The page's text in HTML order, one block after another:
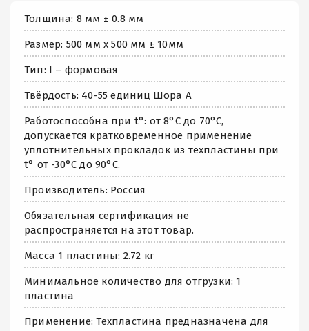
Толщина: 8 мм ± 0.8 мм
Размер: 500 мм х 500 мм ± 10мм
Тип: I – формовая
Твёрдость: 40-55 единиц Шора А
Работоспособна при t°: от 8°С до 70°С,
допускается кратковременное применение
уплотнительных прокладок из техпластины при
t° от -30°С до 90°С.
Производитель: Россия
Обязательная сертификация не
распространяется на этот товар.
Масса 1 пластины: 2.72 кг
Минимальное количество для отгрузки: 1
пластина
Применение: Техпластина предназначена для